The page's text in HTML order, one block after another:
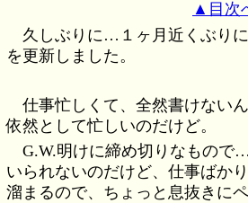
▲目次
久しぶりに…１ヶ月近くぶり
を更新しました。
仕事忙しくて、全然書けない
依然として忙しいのだけど。
G.W.明けに締め切りなもので
いられないのだけど、仕事ばか
溜まるので、ちょっと息抜きに